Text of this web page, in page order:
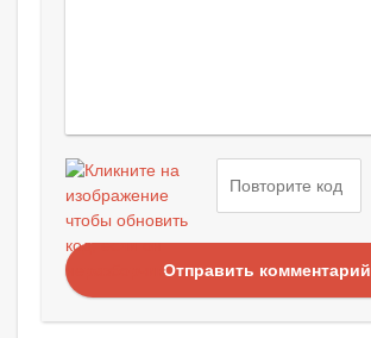
Отправить комментарий